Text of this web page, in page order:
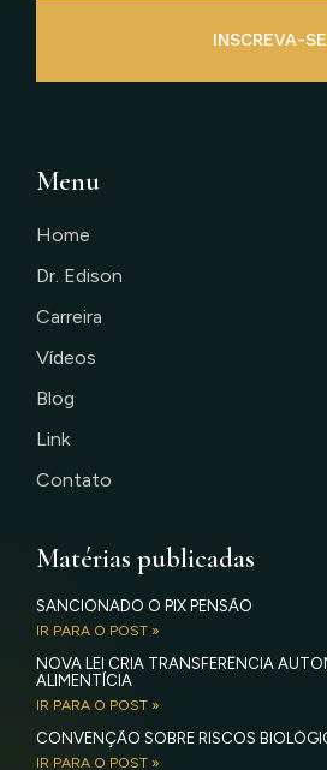
INSCREVA-SE
Menu
Home
Dr. Edison
Carreira
Vídeos
Blog
Link
Contato
Matérias publicadas
SANCIONADO O PIX PENSÃO
IR PARA O POST »
NOVA LEI CRIA TRANSFERÊNCIA
ALIMENTÍCIA
IR PARA O POST »
CONVENÇÃO SOBRE RISCOS
IR PARA O POST »